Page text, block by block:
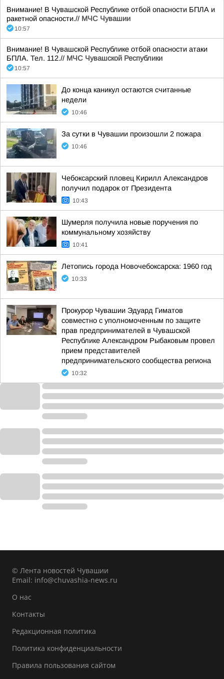
Внимание! В Чувашской Республике отбой опасности БПЛА и
ракетной опасности.// МЧС Чувашии
10:57
Внимание! В Чувашской Республике отбой опасности атаки
БПЛА. Тел. 112.// МЧС Чувашской Республики
10:57
До конца каникул остаются считанные
недели
10:46
За сутки в Чувашии произошли 2 пожара
10:46
Чебоксарский пловец Кирилл Александров
получил подарок от Президента
10:43
Шумерля получила новые поручения по
коммунальному хозяйству
10:41
Летопись города Новочебоксарска: 1960 год
10:33
Прокурор Чувашии Эдуард Гиматов
совместно с уполномоченным по защите
прав предпринимателей в Чувашской
Республике Александром Рыбаковым провел
прием представителей
предпринимательского сообщества региона
10:32
© Лента новостей Чувашии
Email: info@chuvashia-news.ru
О нас
Контакты
Редакционная политика
Политика конфиденциальности
Правила пользования сайтом